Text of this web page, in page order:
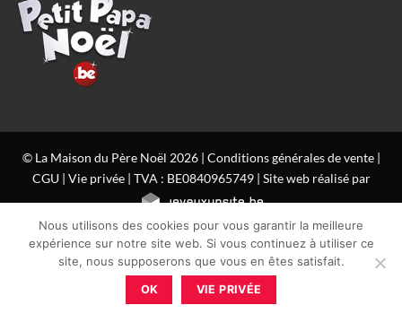
© La Maison du Père Noël 2026 | Conditions générales de vente|
CGU| Vie privée| TVA : BE0840965749 | Site web réalisé par
Nous utilisons des cookies pour vous garantir la meilleure
expérience sur notre site web. Si vous continuez à utiliser ce
site, nous supposerons que vous en êtes satisfait.
OK VIE PRIVÉE